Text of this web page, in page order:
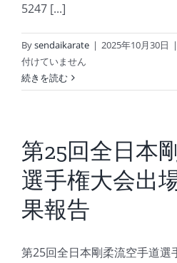
5247 [...]
Bysendaikarate | 2025年10月30日 |
付けていません
続きを読む
第25回全日本
選手権大会出
果報告
第25回全日本剛柔流空手道選